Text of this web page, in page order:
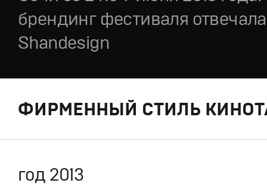
брендинг фестиваля
Shandesign
ФИРМЕННЫЙ СТИЛЬ
год 2013